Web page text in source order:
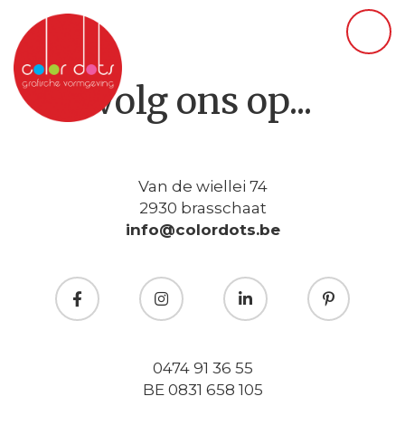
Volg ons op...
Van de wiellei 74
2930 brasschaat
info@colordots.be
0474 91 36 55
BE 0831 658 105